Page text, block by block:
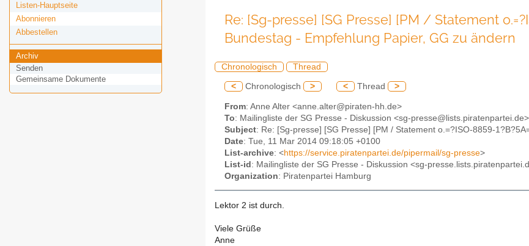
Listen-Hauptseite
Abonnieren
Abbestellen
Archiv
Senden
Gemeinsame Dokumente
Re: [Sg-presse] [SG Presse] [PM / Statement
Bundestag - Empfehlung Papier, GG zu ändern
Chronologisch Thread
< Chronologisch > < Thread >
From: Anne Alter <anne.alter@piraten-hh.de>
To: Mailingliste der SG Presse - Diskussion <sg-presse@lists.piratenpartei.de>
Subject: Re: [Sg-presse] [SG Presse] [PM / Statement o.=?ISO-8859-
Date: Tue, 11 Mar 2014 09:18:05 +0100
List-archive: <https://service.piratenpartei.de/pipermail/sg-presse>
List-id : Mailingliste der SG Presse - Diskussion <sg-
Organization: Piratenpartei Hamburg
Lektor 2 ist durch.
Viele Grüße
Anne